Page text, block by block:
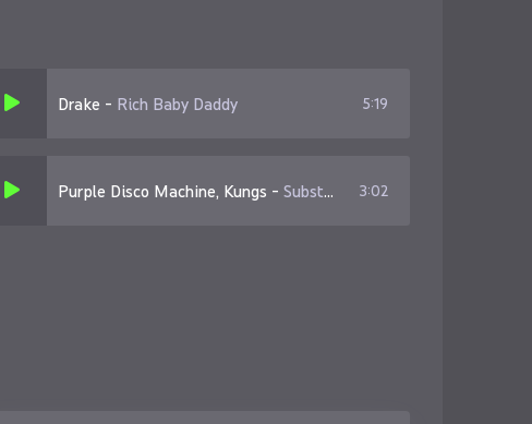
Drake - Rich Baby Daddy 5:19
Purple Disco Machine, Kungs -Substitution 3:02